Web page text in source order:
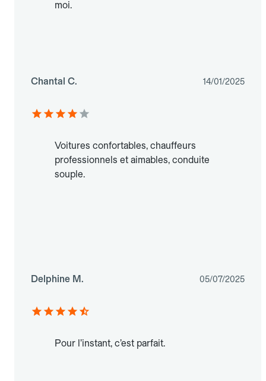
moi.
Chantal C. 14/01/2025
Voitures confortables, chauffeurs
professionnels et aimables, conduite
souple.
Delphine M. 05/07/2025
Pour l’instant, c’est parfait.